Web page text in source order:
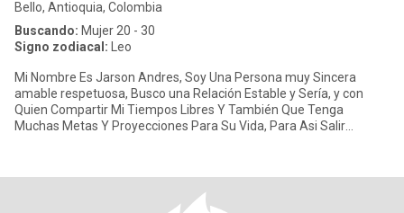
Bello, Antioquia, Colombia
Buscando: Mujer 20 - 30
Signo zodiacal: Leo
Mi Nombre Es Jarson Andres, Soy Una Persona muy Sincera
amable respetuosa, Busco una Relación Estable y Sería, y con
Quien Compartir Mi Tiempos Libres Y También Que Tenga
Muchas Metas Y Proyecciones Para Su Vida, Para Asi Salir